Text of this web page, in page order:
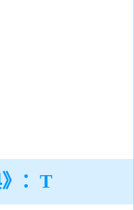
》：T